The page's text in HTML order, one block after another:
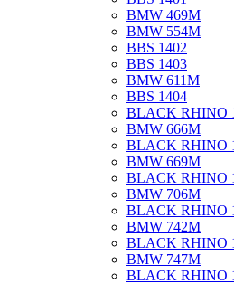
BMW 469M
BMW 554M
BBS 1402
BBS 1403
BMW 611M
BBS 1404
BLACK RHINO
BMW 666M
BLACK RHINO
BMW 669M
BLACK RHINO
BMW 706M
BLACK RHINO
BMW 742M
BLACK RHINO
BMW 747M
BLACK RHINO